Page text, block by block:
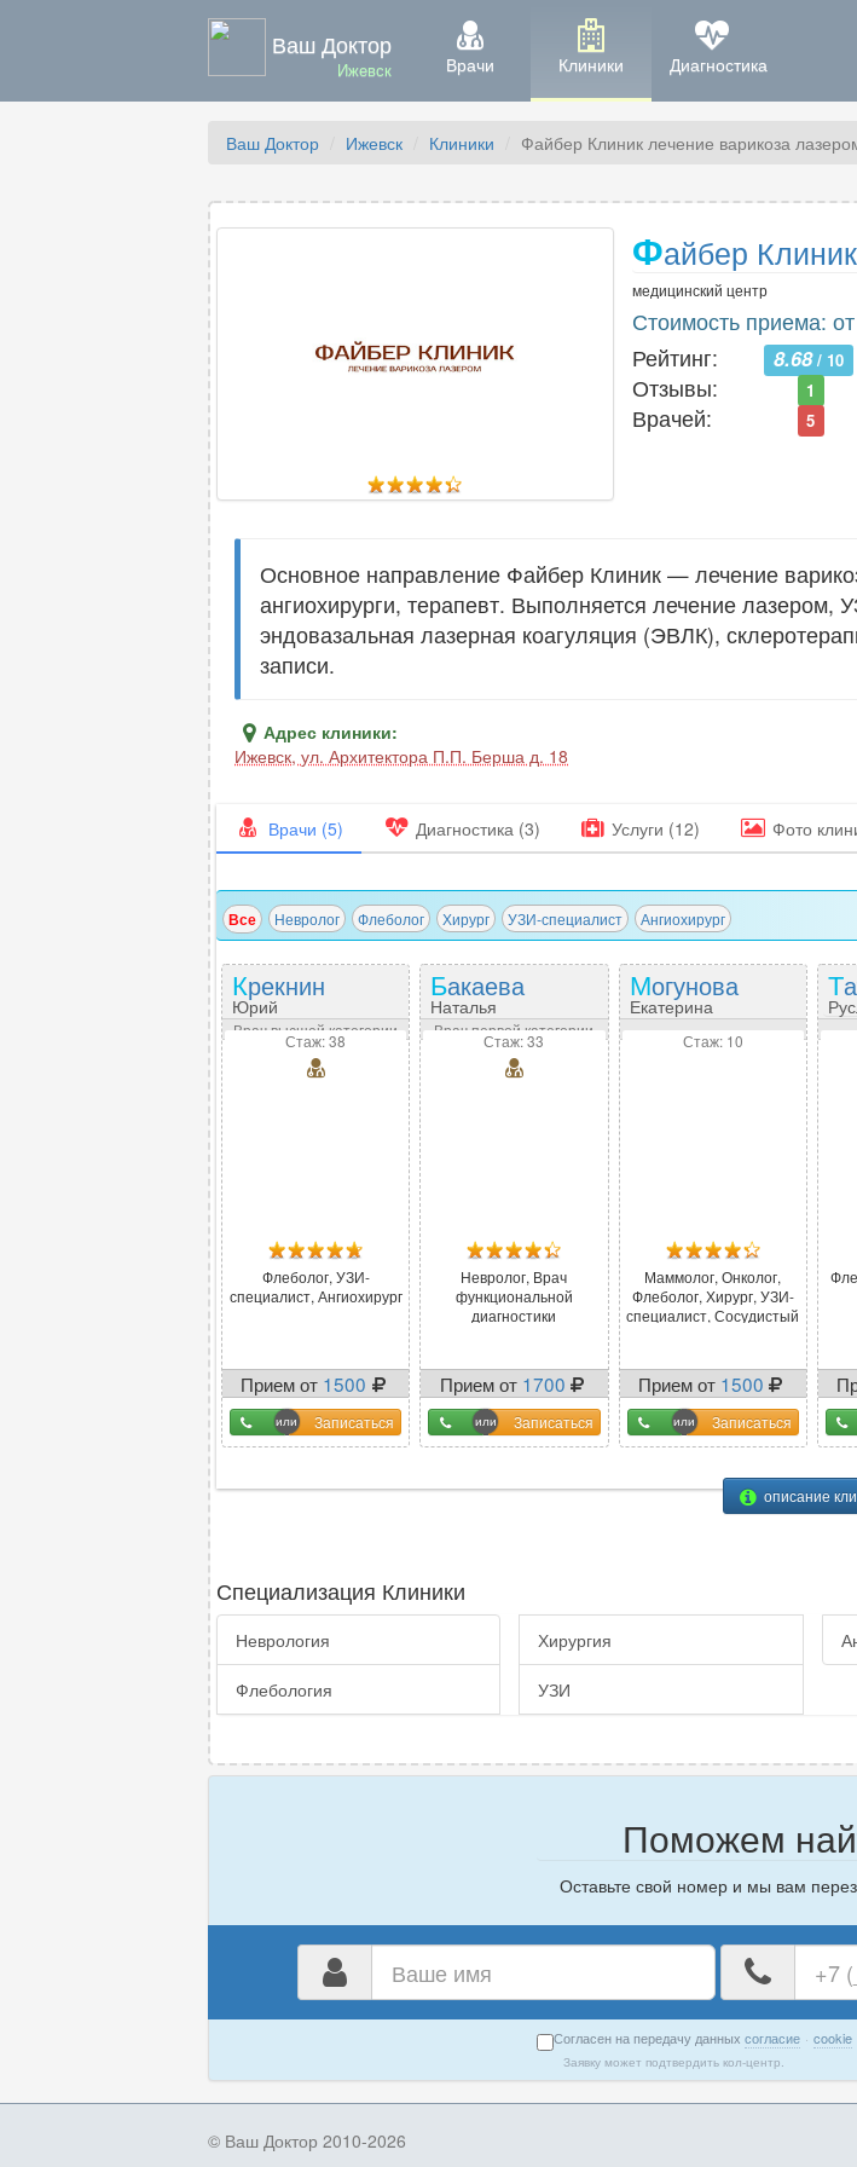
Ваш Доктор
Ижевск Врачи Клиники Диагностика
Ваш Доктор Ижевск Клиники Файбер Клиник лечение варикоза
Файбер
медицинский центр
Стоимость приема:
Рейтинг:
8.68/ 10
Отзывы: 1
Врачей: 5
Основное направление Файбер Клиник — лечение
ангиохирурги, терапевт. Выполняется лечение лазером,
эндовазальная лазерная коагуляция (ЭВЛК),
записи.
Адрес клиники:
Ижевск, ул. Архитектора П.П. Берша д. 18
Врачи (5) Диагностика (3) Услуги (12) Фото
Все Невролог Флеболог Хирург УЗИ-специалист Ангиохирург
Крекнин
Юрий
Владимирович
Врач высшей категории
Стаж: 38
Флеболог, УЗИ-
специалист, Ангиохирург
Прием от 1500
Записаться
Бакаева
Наталья
Александровна
Врач первой категории
Стаж: 33
Невролог, Врач
функциональной
диагностики
Прием от 1700
Записаться
Могунова
Екатерина
Александровна
Стаж: 10
Маммолог, Онколог,
Флеболог, Хирург, УЗИ-
специалист, Сосудистый
Прием от 1500
Записаться
описание
Специализация Клиники
Неврология
Флебология
Хирургия
УЗИ
Поможем
Оставьте свой номер и мы вам
Согласен на передачу данных согласие · cookie
Заявку может подтвердить кол-центр.
© Ваш Доктор 2010-2026